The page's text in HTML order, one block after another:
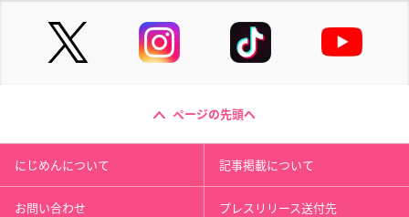
ページの先頭へ
にじめんについて 記事掲載について
お問い合わせ プレスリリース送付先